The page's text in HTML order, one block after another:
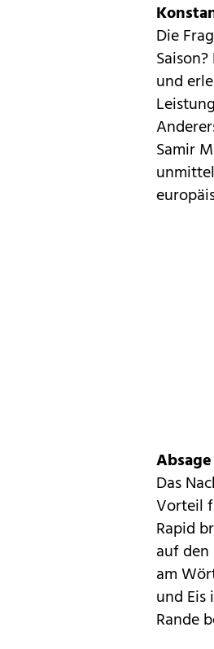
Die
und
Samir
Absage
Das
Vorteil
Rapid
auf den
am
und Eis
Rande